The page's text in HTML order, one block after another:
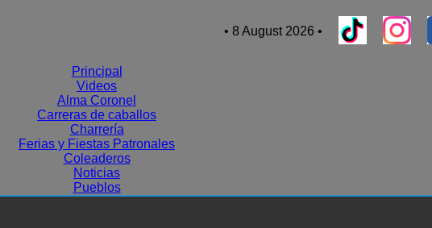
• 8 August 2026 •
Principal
Videos
Alma Coronel
Carreras de caballos
Charrería
Ferias y Fiestas Patronales
Coleaderos
Noticias
Pueblos